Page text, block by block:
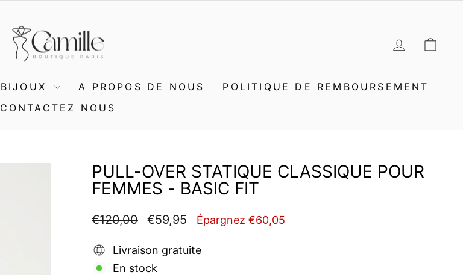
SE
BIJOUX A PROPOS DE NOUS
POLITIQUE DE REMBOURSEMENT
CONTACTEZ NOUS
PULL-OVER STATIQUE CLASSIQUE POUR
FEMMES - BASIC FIT
Prix
€120,00
Prix
€59,95 Épargnez €60,05
Livraison gratuite
En stock